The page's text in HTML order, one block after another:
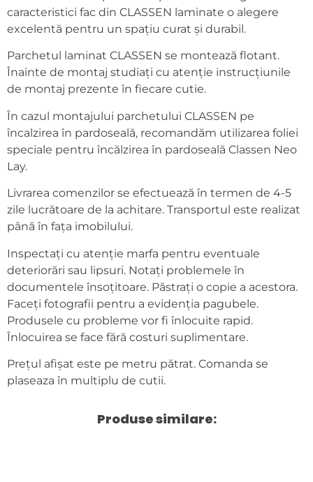
caracteristici fac din CLASSEN laminate o alegere
excelentă pentru un spațiu curat și durabil.
Parchetul laminat CLASSEN se montează flotant.
Înainte de montaj studiați cu atenție instrucțiunile
de montaj prezente în fiecare cutie.
În cazul montajului parchetului CLASSEN pe
încalzirea în pardoseală, recomandăm utilizarea foliei
speciale pentru încălzirea în pardoseală Classen Neo
Lay.
Livrarea comenzilor se efectuează în termen de 4-5
zile lucrătoare de la achitare. Transportul este realizat
până în fața imobilului.
Inspectați cu atenție marfa pentru eventuale
deteriorări sau lipsuri. Notați problemele în
documentele însoțitoare. Păstrați o copie a acestora.
Faceți fotografii pentru a evidenția pagubele.
Produsele cu probleme vor fi înlocuite rapid.
Înlocuirea se face fără costuri suplimentare.
Prețul afișat este pe metru pătrat. Comanda se
plaseaza în multiplu de cutii.
Produse similare: